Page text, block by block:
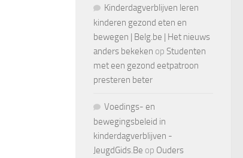
Kinderdagverblijven leren
kinderen gezond eten en
bewegen | Belg.be | Het nieuws
anders bekeken op Studenten
met een gezond eetpatroon
presteren beter
Voedings- en
bewegingsbeleid in
kinderdagverblijven -
JeugdGids.Be op Ouders